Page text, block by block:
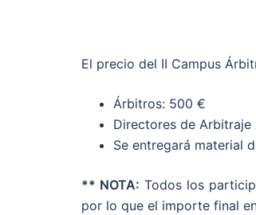
El precio del II Campus
Árbitros: 500 €
Directores de
Se entregará material
** NOTA: Todos los
por lo que el importe final